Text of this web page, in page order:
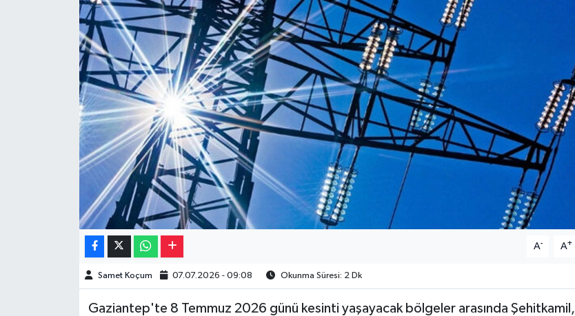
A- A+
Samet Koçum 07.07.2026 - 09:08 Okunma Süresi: 2 Dk
Gaziantep'te 8 Temmuz 2026 günü kesinti yaşayacak bölgeler arasında Şehitkamil,
Resmi İlanlar
Sinemalar
Teknoloji